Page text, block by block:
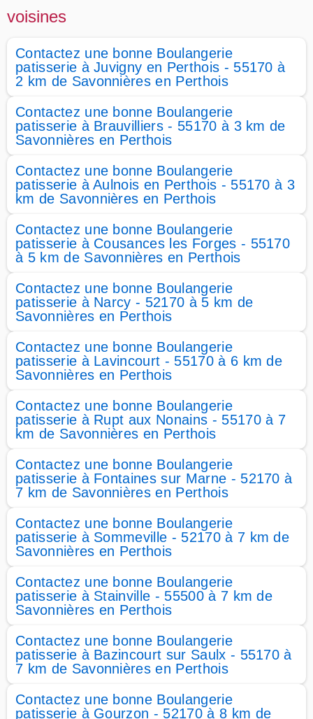
voisines
Contactez une bonne Boulangerie
patisserie à Juvigny en Perthois - 55170 à
2 km de Savonnières en Perthois
Contactez une bonne Boulangerie
patisserie à Brauvilliers - 55170 à 3 km de
Savonnières en Perthois
Contactez une bonne Boulangerie
patisserie à Aulnois en Perthois - 55170 à 3
km de Savonnières en Perthois
Contactez une bonne Boulangerie
patisserie à Cousances les Forges - 55170
à 5 km de Savonnières en Perthois
Contactez une bonne Boulangerie
patisserie à Narcy - 52170 à 5 km de
Savonnières en Perthois
Contactez une bonne Boulangerie
patisserie à Lavincourt - 55170 à 6 km de
Savonnières en Perthois
Contactez une bonne Boulangerie
patisserie à Rupt aux Nonains - 55170 à 7
km de Savonnières en Perthois
Contactez une bonne Boulangerie
patisserie à Fontaines sur Marne - 52170 à
7 km de Savonnières en Perthois
Contactez une bonne Boulangerie
patisserie à Sommeville - 52170 à 7 km de
Savonnières en Perthois
Contactez une bonne Boulangerie
patisserie à Stainville - 55500 à 7 km de
Savonnières en Perthois
Contactez une bonne Boulangerie
patisserie à Bazincourt sur Saulx - 55170 à
7 km de Savonnières en Perthois
Contactez une bonne Boulangerie
patisserie à Gourzon - 52170 à 8 km de